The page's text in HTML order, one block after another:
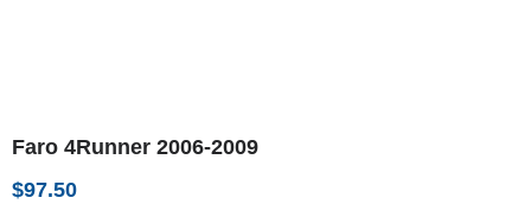
Faro 4Runner 2006-2009
$97.50